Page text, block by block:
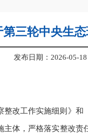
第三轮中央生
发布日期：2026-05-
整改工作实施细则》
主体，严格落实整改